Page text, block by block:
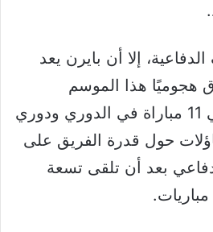
إلا أن بايرن يعد
هجوميًا هذا الموسم
بتسجيله 39 هدفًا في 11 مباراة في الدوري ودوري
حول قدرة الفريق على
بعد أن تلقى تسعة